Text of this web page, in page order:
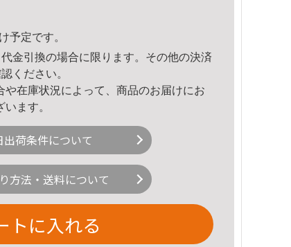
予定です。
金引換の場合に限ります。その他の決済
ください。
在庫状況によって、商品のお届けにお
ます。
出荷条件について
方法・送料について
トに入れる